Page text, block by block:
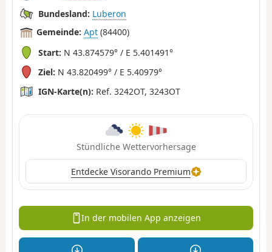
Bundesland: Luberon
Gemeinde: Apt (84400)
Start: N 43.874579° / E 5.401491°
Ziel: N 43.820499° / E 5.40979°
IGN-Karte(n): Ref. 3242OT, 3243OT
Stündliche Wettervorhersage
Entdecke Visorando Premium
In der mobilen App anzeigen